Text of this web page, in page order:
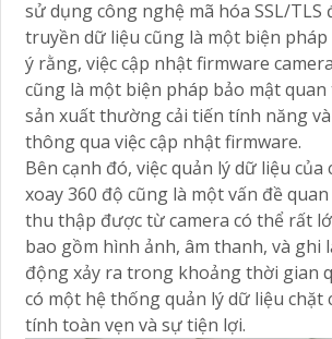
sử dụng công nghệ mã hóa SSL/TLS
truyền dữ liệu cũng là một biện
ý rằng, việc cập nhật firmware
cũng là một biện pháp bảo mật
sản xuất thường cải tiến tính năng
thông qua việc cập nhật firmware.
Bên cạnh đó, việc quản lý dữ liệu của
xoay 360 độ cũng là một vấn đề
thu thập được từ camera có thể rất
bao gồm hình ảnh, âm thanh, và ghi
động xảy ra trong khoảng thời gian
có một hệ thống quản lý dữ liệu chặt
tính toàn vẹn và sự tiện lợi.